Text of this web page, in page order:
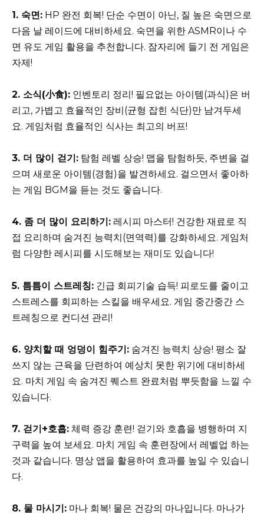
1. 숙면: HP 완전 회복! 단순 수면이 아닌, 질 높은 숙면으로
다음 날 레이드에 대비하세요. 숙면을 위한 ASMR이나 수
면 유도 게임 활용을 추천합니다. 잠자리에 들기 전 게임은
자제!
2. 소식(小食): 인벤토리 정리! 필요없는 아이템(과식)은 버
리고, 가볍고 효율적인 장비(균형 잡힌 식단)만 남겨두세
요. 게임처럼 효율적인 식사는 최고의 버프!
3. 더 많이 걷기: 탐험 레벨 상승! 맵을 탐험하듯, 주변을 걸
으며 새로운 아이템(경험)을 발견하세요. 걸으면서 좋아하
는 게임 BGM을 듣는 것도 좋습니다.
4. 좀 더 많이 요리하기: 레시피 마스터! 건강한 재료로 직
접 요리하며 숨겨진 능력치(면역력)를 강화하세요. 게임처
럼 다양한 레시피를 시도해보는 재미도 있습니다!
5. 틈틈이 스트레칭: 긴급 회피기술 습득! 피로도를 줄이고
스트레스를 회피하는 스킬을 배우세요. 게임 중간중간 스
트레칭으로 컨디션 관리!
6. 양치할 때 엉덩이 힘주기: 숨겨진 능력치 상승! 평소 잘
쓰지 않는 근육을 단련하여 예상치 못한 위기에 대비하세
요. 마치 게임 속 숨겨진 퀘스트 완료처럼 뿌듯함을 느낄 수
있습니다.
7. 걷기+호흡: 체력 증강 훈련! 걷기와 호흡을 병행하며 지
구력을 높여 보세요. 마치 게임 속 훈련장에서 레벨업 하는
것과 같습니다. 명상 앱을 활용하여 효과를 높일 수 있습니
다.
8. 물 마시기: 마나 회복! 물은 건강의 마나입니다. 마나가